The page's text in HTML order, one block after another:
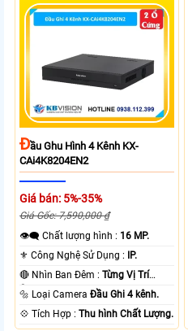
ĐẦu Ghu Hình 4 Kênh KX-
CAi4K8204EN2
Giá bán: 5%-35%
Giá Gốc: 7,590,000 ₫
👁️‍🗨 Chất lượng hình : 16 MP.
⚜️ Công Nghệ Sử Dụng :
IP.
🔴 Nhìn Ban Đêm :Từng Vị Trí
Camera .
🔩 Loại CameraĐầu Ghi 4 kênh.
️💠 Tích Hợp :Thu hình Chất Lượng.